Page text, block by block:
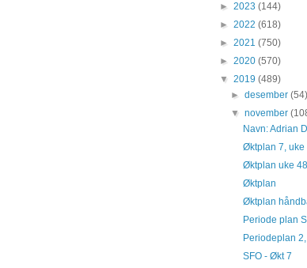
► 2023 (144)
► 2022 (618)
► 2021 (750)
► 2020 (570)
▼ 2019 (489)
►desember(54)
▼november
Navn: Adrian
Øktplan 7, uke
Øktplan uke
Øktplan
Periode plan
Periodeplan
SFO - Økt 7